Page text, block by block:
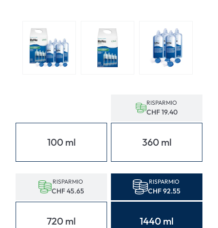
100 ml
RISPARMIO
CHF 19.40
360 ml
RISPARMIO
CHF 45.65
720 ml
RISPARMIO
CHF 92.55
1440 ml